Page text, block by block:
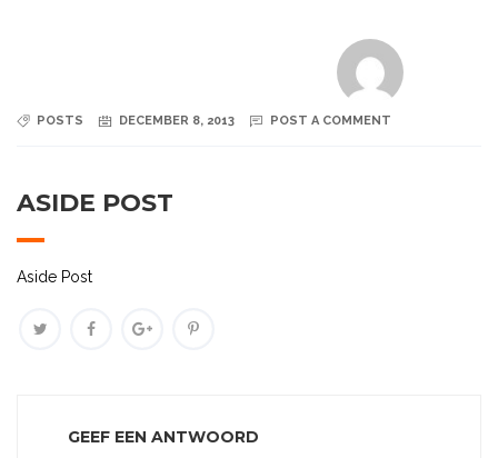
POSTS DECEMBER 8, 2013 POST A COMMENT
ASIDE POST
Aside Post
GEEF EEN ANTWOORD